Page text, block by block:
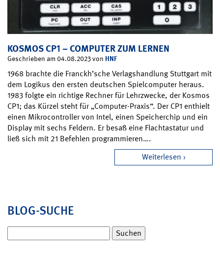
KOSMOS CP1 – COMPUTER ZUM LERNEN
Geschrieben am 04.08.2023 von HNF
1968 brachte die Franckh’sche Verlagshandlung Stuttgart mit
dem Logikus den ersten deutschen Spielcomputer heraus.
1983 folgte ein richtige Rechner für Lehrzwecke, der Kosmos
CP1; das Kürzel steht für „Computer-Praxis“. Der CP1 enthielt
einen Mikrocontroller von Intel, einen Speicherchip und ein
Display mit sechs Feldern. Er besaß eine Flachtastatur und
ließ sich mit 21 Befehlen programmieren….
Weiterlesen
BLOG-SUCHE
nach: